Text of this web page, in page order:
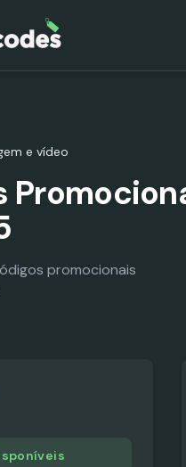
e vídeo
promocionais